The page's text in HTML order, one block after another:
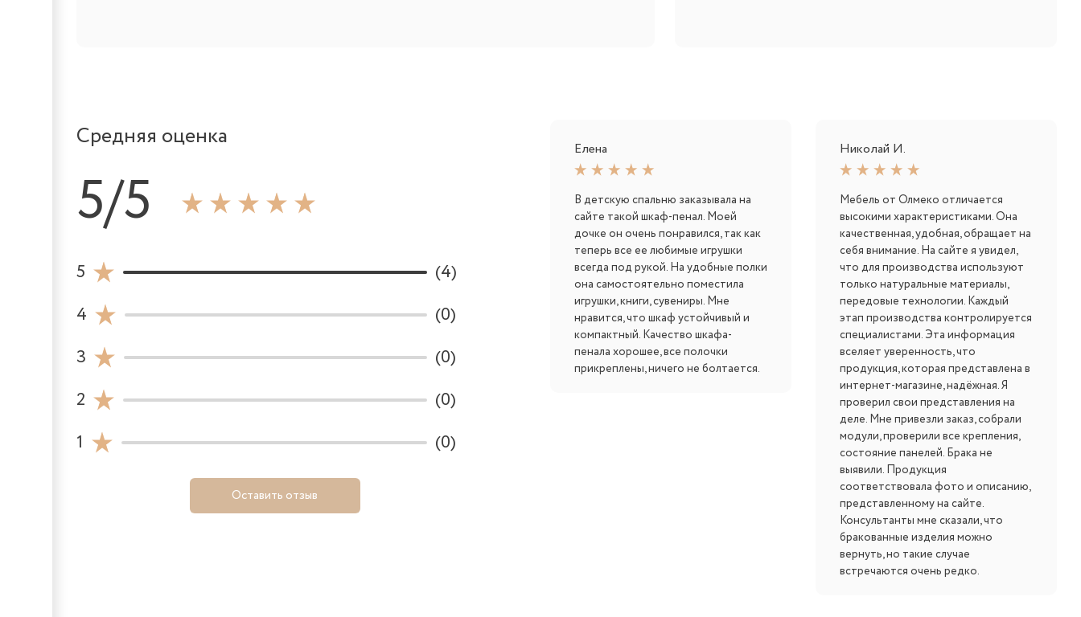
Средняя оценка
5/5
5
(4)
4
(0)
3
(0)
2
(0)
1
(0)
Оставить отзыв
Елена
В детскую спальню заказывала на
сайте такой шкаф-пенал. Моей
дочке он очень понравился, так как
теперь все ее любимые игрушки
всегда под рукой. На удобные полки
она самостоятельно поместила
игрушки, книги, сувениры. Мне
нравится, что шкаф устойчивый и
компактный. Качество шкафа-
пенала хорошее, все полочки
прикреплены, ничего не болтается.
Николай И.
Мебель от Олмеко отличается
высокими характеристиками. Она
качественная, удобная, обращает на
себя внимание. На сайте я увидел,
что для производства используют
только натуральные материалы,
передовые технологии. Каждый
этап производства контролируется
специалистами. Эта информация
вселяет уверенность, что
продукция, которая представлена в
интернет-магазине, надёжная. Я
проверил свои представления на
деле. Мне привезли заказ, собрали
модули, проверили все крепления,
состояние панелей. Брака не
выявили. Продукция
соответствовала фото и описанию,
представленному на сайте.
Консультанты мне сказали, что
бракованные изделия можно
вернуть, но такие случае
встречаются очень редко.